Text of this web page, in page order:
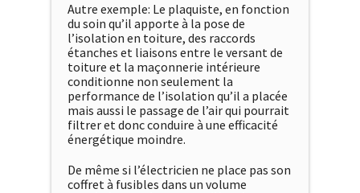
Autre exemple: Le plaquiste, en fonction
du soin qu’il apporte à la pose de
l’isolation en toiture, des raccords
étanches et liaisons entre le versant de
toiture et la maçonnerie intérieure
conditionne non seulement la
performance de l’isolation qu’il a placée
mais aussi le passage de l’air qui pourrait
filtrer et donc conduire à une efficacité
énergétique moindre.
De même si l’électricien ne place pas son
coffret à fusibles dans un volume